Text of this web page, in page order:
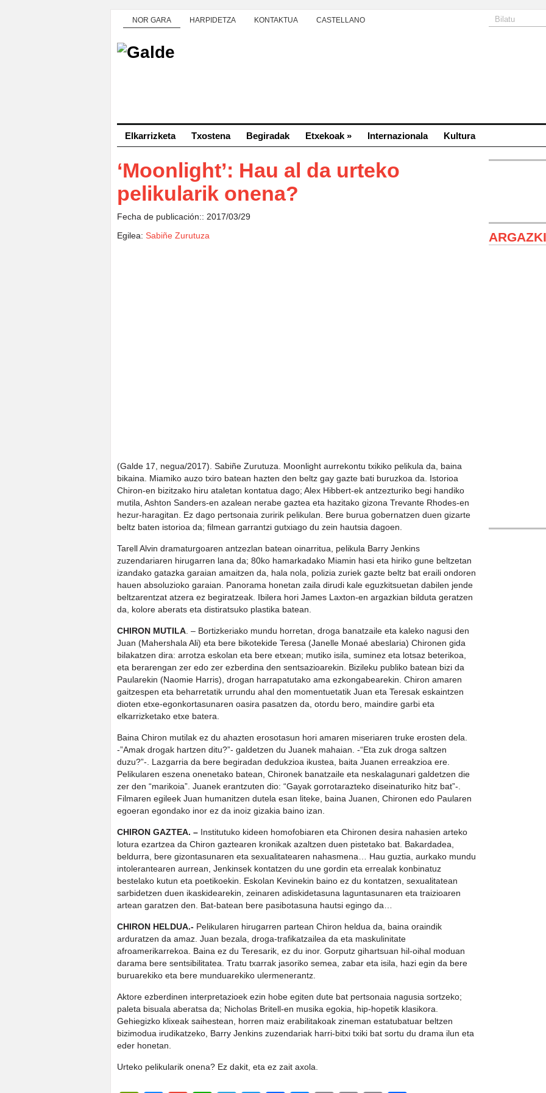
NOR GARA HARPIDETZA KONTAKTUA CASTELLANO
Elkarrizketa Txostena Begiradak Etxekoak » Internazionala Kultura
‘Moonlight’: Hau al da urteko
pelikularik onena?
Fecha de publicación:: 2017/03/29
Egilea: Sabiñe Zurutuza
(Galde 17, negua/2017). Sabiñe Zurutuza. Moonlight aurrekontu txikiko pelikula da, baina
bikaina. Miamiko auzo txiro batean hazten den beltz gay gazte bati buruzkoa da. Istorioa
Chiron-en bizitzako hiru ataletan kontatua dago; Alex Hibbert-ek antzezturiko begi handiko
mutila, Ashton Sanders-en azalean nerabe gaztea eta hazitako gizona Trevante Rhodes-en
hezur-haragitan. Ez dago pertsonaia zuririk pelikulan. Bere burua gobernatzen duen gizarte
beltz baten istorioa da; filmean garrantzi gutxiago du zein hautsia dagoen.
Tarell Alvin dramaturgoaren antzezlan batean oinarritua, pelikula Barry Jenkins
zuzendariaren hirugarren lana da; 80ko hamarkadako Miamin hasi eta hiriko gune beltzetan
izandako gatazka garaian amaitzen da, hala nola, polizia zuriek gazte beltz bat eraili ondoren
hauen absoluzioko garaian. Panorama honetan zaila dirudi kale eguzkitsuetan dabilen jende
beltzarentzat atzera ez begiratzeak. Ibilera hori James Laxton-en argazkian bilduta geratzen
da, kolore aberats eta distiratsuko plastika batean.
CHIRON MUTILA . – Bortizkeriako mundu horretan, droga banatzaile eta kaleko nagusi den
Juan (Mahershala Ali) eta bere bikotekide Teresa (Janelle Monaé abeslaria) Chironen gida
bilakatzen dira: arrotza eskolan eta bere etxean; mutiko isila, suminez eta lotsaz beterikoa,
eta berarengan zer edo zer ezberdina den sentsazioarekin. Bizileku publiko batean bizi da
Paularekin (Naomie Harris), drogan harrapatutako ama ezkongabearekin. Chiron amaren
gaitzespen eta beharretatik urrundu ahal den momentuetatik Juan eta Teresak eskaintzen
dioten etxe-egonkortasunaren oasira pasatzen da, otordu bero, maindire garbi eta
elkarrizketako etxe batera.
Baina Chiron mutilak ez du ahazten erosotasun hori amaren miseriaren truke erosten dela.
-”Amak drogak hartzen ditu?”- galdetzen du Juanek mahaian. -“Eta zuk droga saltzen
duzu?”-. Lazgarria da bere begiradan dedukzioa ikustea, baita Juanen erreakzioa ere.
Pelikularen eszena onenetako batean, Chironek banatzaile eta neskalagunari galdetzen die
zer den “marikoia”. Juanek erantzuten dio: “Gayak gorrotarazteko diseinaturiko hitz bat”-.
Filmaren egileek Juan humanitzen dutela esan liteke, baina Juanen, Chironen edo Paularen
egoeran egondako inor ez da inoiz gizakia baino izan.
CHIRON GAZTEA. – Institutuko kideen homofobiaren eta Chironen desira nahasien arteko
lotura ezartzea da Chiron gaztearen kronikak azaltzen duen pistetako bat. Bakardadea,
beldurra, bere gizontasunaren eta sexualitatearen nahasmena… Hau guztia, aurkako mundu
intolerantearen aurrean, Jenkinsek kontatzen du une gordin eta errealak konbinatuz
bestelako kutun eta poetikoekin. Eskolan Kevinekin baino ez du kontatzen, sexualitatean
sarbidetzen duen ikaskidearekin, zeinaren adiskidetasuna laguntasunaren eta traizioaren
artean garatzen den. Bat-batean bere pasibotasuna hautsi egingo da…
CHIRON HELDUA.- Pelikularen hirugarren partean Chiron heldua da, baina oraindik
arduratzen da amaz. Juan bezala, droga-trafikatzailea da eta maskulinitate
afroamerikarrekoa. Baina ez du Teresarik, ez du inor. Gorputz gihartsuan hil-oihal moduan
darama bere sentsibilitatea. Tratu txarrak jasoriko semea, zabar eta isila, hazi egin da bere
buruarekiko eta bere munduarekiko ulermenerantz.
Aktore ezberdinen interpretazioek ezin hobe egiten dute bat pertsonaia nagusia sortzeko;
paleta bisuala aberatsa da; Nicholas Britell-en musika egokia, hip-hopetik klasikora.
Gehiegizko klixeak saihestean, horren maiz erabilitakoak zineman estatubatuar beltzen
bizimodua irudikatzeko, Barry Jenkins zuzendariak harri-bitxi txiki bat sortu du drama ilun eta
eder honetan.
Urteko pelikularik onena? Ez dakit, eta ez zait axola.